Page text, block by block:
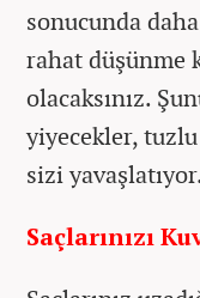
sonucunda
rahat düşünme
olacaksınız.
yiyecekler,
sizi
Saçlarınızı